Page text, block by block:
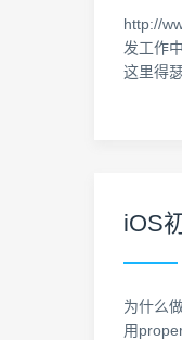
http://
发工作
这里得
iOS
为什么
用